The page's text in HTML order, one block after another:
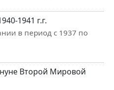
1941 г.г.
в период с 1937 по
Второй Мировой